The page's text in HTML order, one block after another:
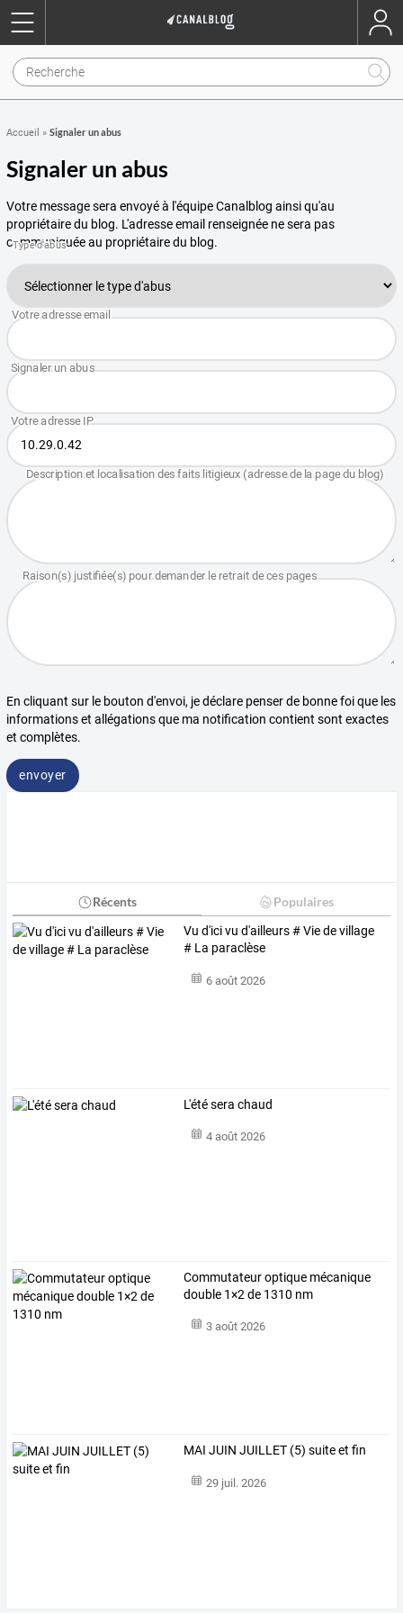
Accueil » Signaler un abus
Signaler un abus
Votre message sera envoyé à l'équipe Canalblog ainsi qu'au
propriétaire du blog. L'adresse email renseignée ne sera pas
communiquée au propriétaire du blog.
En cliquant sur le bouton d'envoi, je déclare penser de bonne foi que les
informations et allégations que ma notification contient sont exactes
et complètes.
envoyer
Récents Populaires
Vu d'ici vu d'ailleurs # Vie de village
# La paraclèse
6 août 2026
L'été sera chaud
4 août 2026
Commutateur optique mécanique
double 1×2 de 1310 nm
3 août 2026
MAI JUIN JUILLET (5) suite et fin
29 juil. 2026